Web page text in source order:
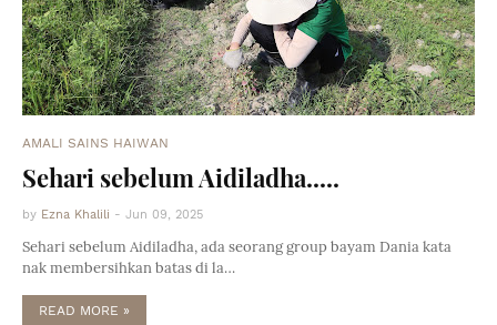
AMALI SAINS HAIWAN
Sehari sebelum Aidiladha.....
by Ezna Khalili - Jun 09, 2025
Sehari sebelum Aidiladha, ada seorang group bayam Dania kata
nak membersihkan batas di la…
READ MORE »